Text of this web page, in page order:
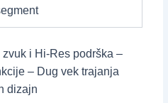
i Hi-Res podrška –
– Dug vek trajanja
dizajn